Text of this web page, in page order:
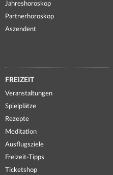
Jahreshoroskop
Partnerhoroskop
Aszendent
FREIZEIT
Veranstaltungen
Spielplätze
Rezepte
Meditation
Ausflugsziele
Freizeit-Tipps
Ticketshop